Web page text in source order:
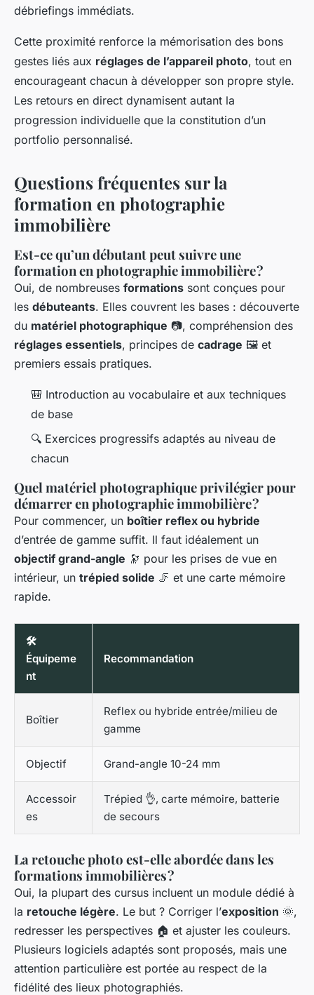
débriefings immédiats.
Cette proximité renforce la mémorisation des bons
gestes liés aux réglages de l’appareil photo, tout en
encourageant chacun à développer son propre style.
Les retours en direct dynamisent autant la
progression individuelle que la constitution d’un
portfolio personnalisé.
Questions fréquentes sur la
formation en photographie
immobilière
Est-ce qu’un débutant peut suivre une
formation en photographie immobilière ?
Oui, de nombreuses formations sont conçues pour
les débuteants. Elles couvrent les bases : découverte
du matériel photographique 📷, compréhension des
réglages essentiels, principes de cadrage 🖼️ et
premiers essais pratiques.
🎒 Introduction au vocabulaire et aux techniques
de base
🔍 Exercices progressifs adaptés au niveau de
chacun
Quel matériel photographique privilégier pour
démarrer en photographie immobilière ?
Pour commencer, un boîtier reflex ou hybride
d’entrée de gamme suffit. Il faut idéalement un
objectif grand-angle 🔭 pour les prises de vue en
intérieur, un trépied solide 🦵 et une carte mémoire
rapide.
🛠️
Équipeme
nt
Recommandation
Boîtier
Reflex ou hybride entrée/milieu de
gamme
Objectif Grand-angle 10-24 mm
Accessoir
es
Trépied 👌, carte mémoire, batterie
de secours
La retouche photo est-elle abordée dans les
formations immobilières ?
Oui, la plupart des cursus incluent un module dédié à
la retouche légère. Le but ? Corriger l’exposition 🌞,
redresser les perspectives 🏠 et ajuster les couleurs.
Plusieurs logiciels adaptés sont proposés, mais une
attention particulière est portée au respect de la
fidélité des lieux photographiés.